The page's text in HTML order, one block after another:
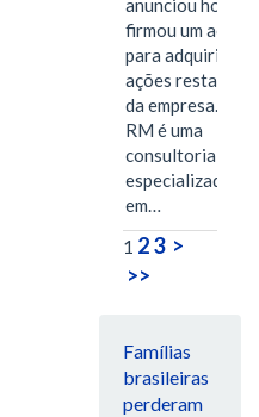
anunciou hoje
firmou um
para adquirir as
ações restantes
da empresa. A S-
RM é uma
consultoria
especializada
em…
1 23 >
>>
Famílias
brasileiras
perderam